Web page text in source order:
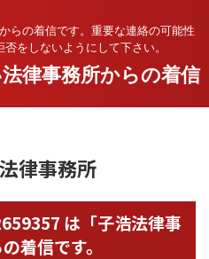
らの着信です。重要な連絡の可能性
をしないようにして下さい。
律事務所からの着信
律事務所
は「子浩法律事
着信です。